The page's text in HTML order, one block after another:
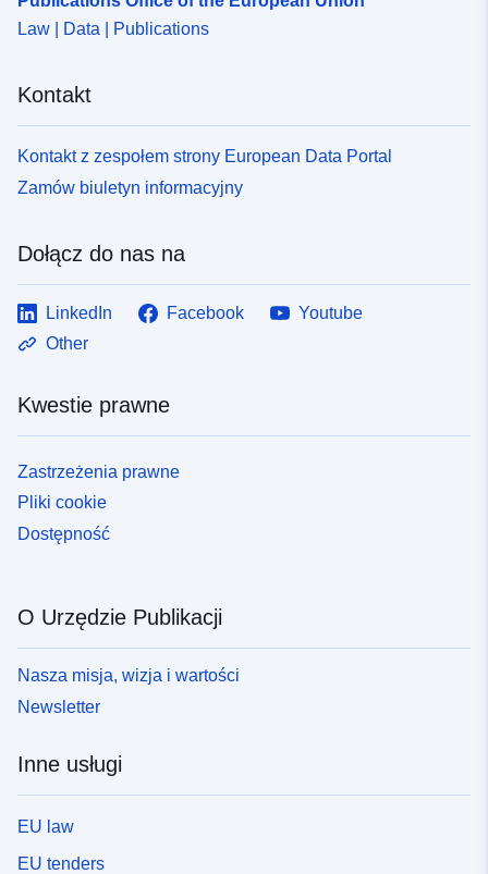
Law | Data | Publications
Kontakt
Kontakt z zespołem strony European Data Portal
Zamów biuletyn informacyjny
Dołącz do nas na
LinkedIn Facebook
Youtube
Other
Kwestie prawne
Zastrzeżenia prawne
Pliki cookie
Dostępność
O Urzędzie Publikacji
Nasza misja, wizja i wartości
Newsletter
Inne usługi
EU law
EU tenders